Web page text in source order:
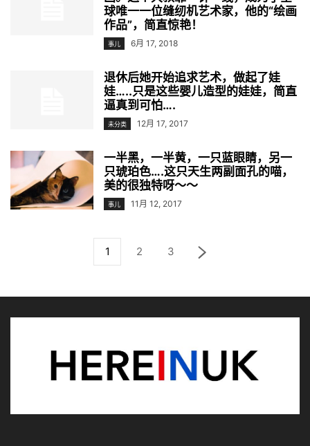
球唯一一位缝纫机艺术家，他的“绘画
作品”，简直惊艳！
事儿 6月 17, 2018
退休后她开始追求艺术，做起了娃
娃…..只是这些婴儿造型的娃娃，简直
逼真到可怕….
未分类 12月 17, 2017
一半黑，一半黄，一只蓝眼睛，另一
只琥珀色….这只天生两副面孔的喵，
美的很独特呀～～
事儿 11月 12, 2017
1 2 3